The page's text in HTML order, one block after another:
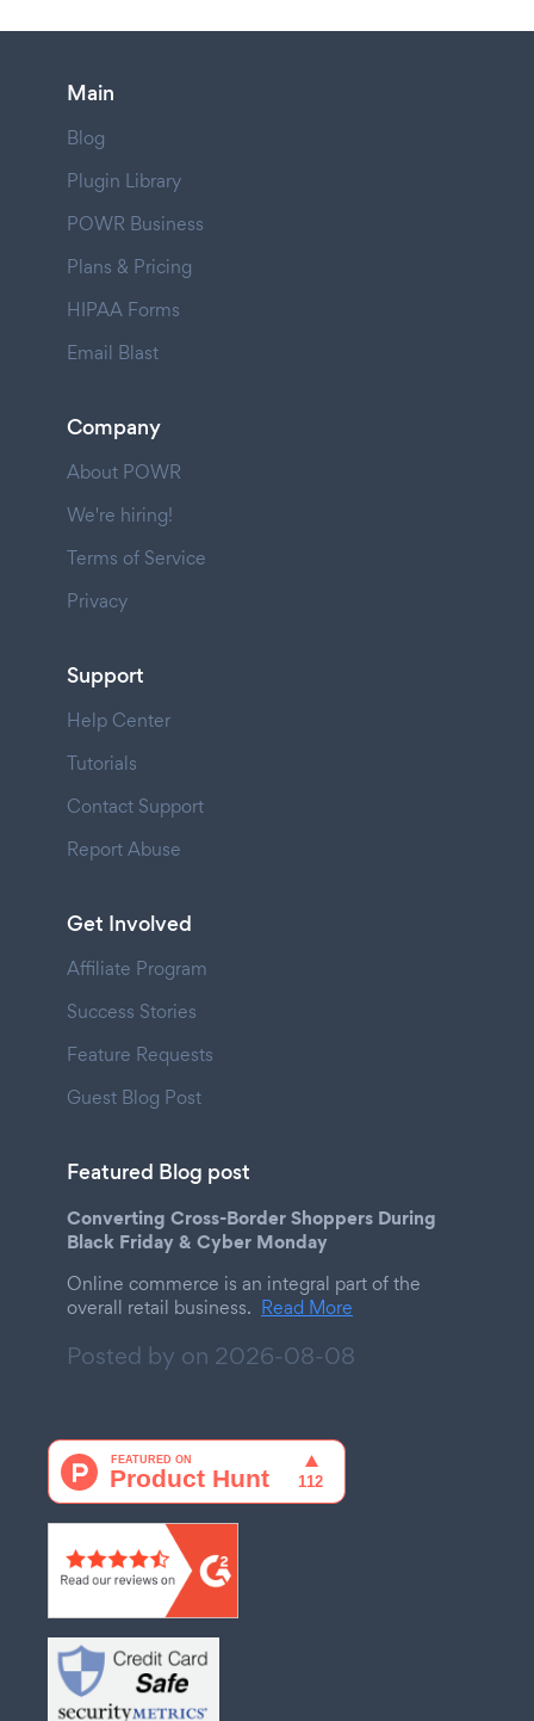
Main
Blog
Plugin Library
POWR Business
Plans & Pricing
HIPAA Forms
Email Blast
Company
About POWR
We're hiring!
Terms of Service
Privacy
Support
Help Center
Tutorials
Contact Support
Report Abuse
Get Involved
Affiliate Program
Success Stories
Feature Requests
Guest Blog Post
Featured Blog post
Converting Cross-Border Shoppers During
Black Friday & Cyber Monday
Online commerce is an integral part of the
overall retail business. Read More
Posted by on 2026-08-08